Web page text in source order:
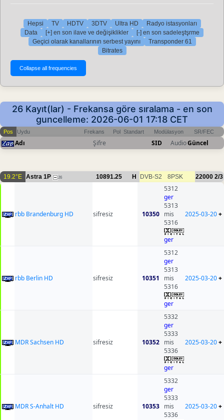
Hepsi TV HDTV 3DTV Ultra HD
Radyo istasyonları
Data
[+] en son ilave ve değişiklikler
[-] en son sadeleştşrme
Geçici olarak kanallarının serbest yayını
Transponder 61
Bitrates
26 Kayıt(lar) - Frekansa göre sıralama - en son
guncelleme: 2026-06-01 17:18 CET
Pos Uydu Frekans Pol Standart Modülasyon SR/FEC
Adı Şifre SID AudioGüncel
19.2°E Astra 1P 26 10891.25 H DVB-S2 8PSK 22000 2/3
rbb Brandenburg HD sifresiz 10350
5312
ger
5313
mis
5316
ger
2025-03-20+
rbb Berlin HD sifresiz 10351
5312
ger
5313
mis
5316
ger
2025-03-20+
MDR Sachsen HD sifresiz 10352
5332
ger
5333
mis
5336
ger
2025-03-20+
MDR S-Anhalt HD sifresiz 10353
5332
ger
5333
mis
5336
2025-03-20+